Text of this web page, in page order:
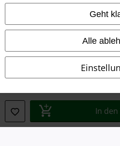
Geht
Alle
In
AGB
Impressum
Entsorgung und Umweltschutz
Konformitätserklärung
Information zur Barrierefreiheit